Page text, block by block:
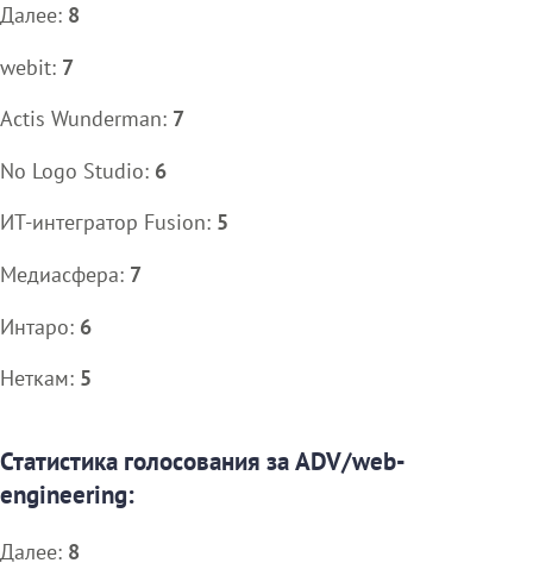
Далее: 8
webit: 7
Actis Wunderman: 7
No Logo Studio: 6
ИТ-интегратор Fusion: 5
Медиасфера: 7
Интаро: 6
Неткам: 5
Статистика голосования за ADV/web-
engineering:
Далее: 8